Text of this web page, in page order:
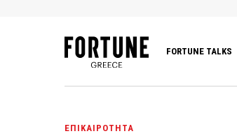
FORTUNE TALKS
ΕΠΙΚΑΙΡΟΤΗΤΑ